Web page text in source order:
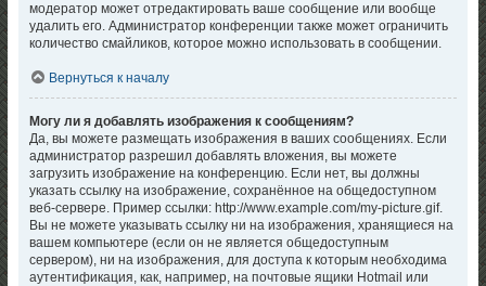
модератор может отредактировать ваше сообщение или вообще
удалить его. Администратор конференции также может ограничить
количество смайликов, которое можно использовать в сообщении.
Вернуться к началу
Могу ли я добавлять изображения к сообщениям?
Да, вы можете размещать изображения в ваших сообщениях. Если
администратор разрешил добавлять вложения, вы можете
загрузить изображение на конференцию. Если нет, вы должны
указать ссылку на изображение, сохранённое на общедоступном
веб-сервере. Пример ссылки: http://www.example.com/my-picture.gif.
Вы не можете указывать ссылку ни на изображения, хранящиеся на
вашем компьютере (если он не является общедоступным
сервером), ни на изображения, для доступа к которым необходима
аутентификация, как, например, на почтовые ящики Hotmail или